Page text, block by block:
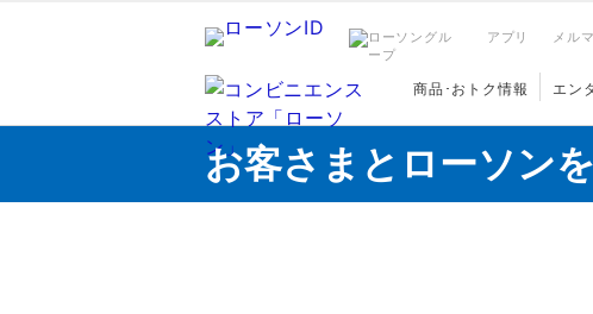
アプリ メル
商品･おトク情報 エン
お客さまとローソン